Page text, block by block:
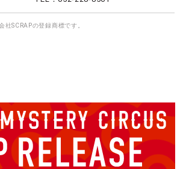
SCRAPの登録商標です。